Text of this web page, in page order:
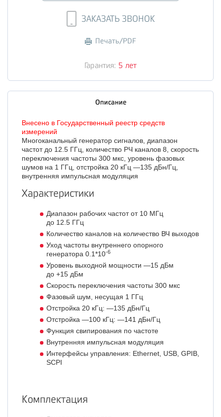
ЗАКАЗАТЬ ЗВОНОК
Печать/PDF
Гарантия: 5 лет
Описание
Внесено в Государственный реестр средств
измерений
Многоканальный генератор сигналов, диапазон
частот до 12.5 ГГц, количество РЧ каналов 8, скорость
переключения частоты 300 мкс, уровень фазовых
шумов на 1 ГГц, отстройка 20 кГц —135 дБн/Гц,
внутренняя импульсная модуляция
Характеристики
Диапазон рабочих частот от 10 МГц
до 12.5 ГГц
Количество каналов на количество ВЧ выходов
Уход частоты внутреннего опорного
генератора 0.1*10-6
Уровень выходной мощности —15 дБм
до +15 дБм
Скорость переключения частоты 300 мкс
Фазовый шум, несущая 1 ГГц
Отстройка 20 кГц: —135 дБн/Гц
Отстройка —100 кГц: —141 дБн/Гц
Функция свипирования по частоте
Внутренняя импульсная модуляция
Интерфейсы управления: Ethernet, USB, GPIB,
SCPI
Комплектация